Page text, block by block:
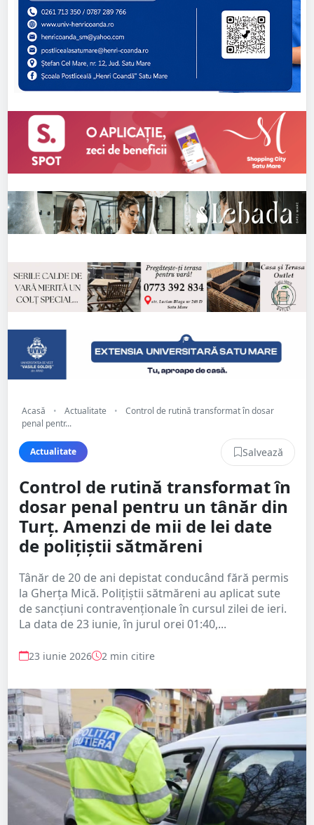
Acasă • Actualitate •
Control de rutină transformat în dosar
penal pentr...
Actualitate Salvează
Control de rutină transformat în
dosar penal pentru un tânăr din
Turț. Amenzi de mii de lei date
de polițiștii sătmăreni
Tânăr de 20 de ani depistat conducând fără permis
la Gherța Mică. Polițiștii sătmăreni au aplicat sute
de sancțiuni contravenționale în cursul zilei de ieri.
La data de 23 iunie, în jurul orei 01:40,...
23 iunie 2026 2 min citire